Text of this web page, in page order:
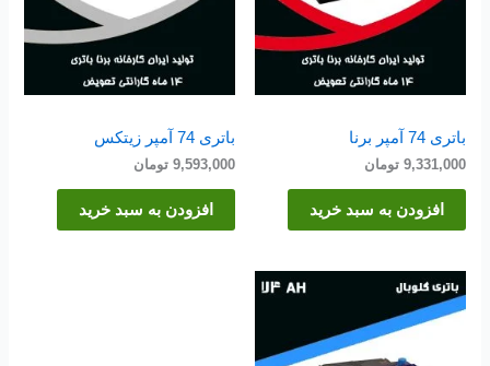
باتری 74 آمپر برنا
9,331,000 تومان
افزودن به سبد خرید
باتری 74 آمپر زیتکس
9,593,000 تومان
افزودن به سبد خرید